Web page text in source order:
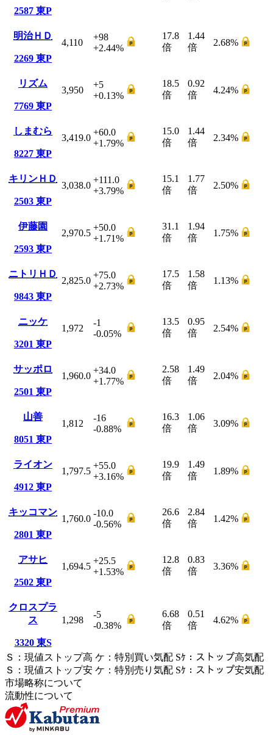
2587 東P
明治ＨＤ
2269 東P
4,110
+98
+2.44%
17.8
倍
1.44
倍
2.68%
リズム
7769 東P
3,950
+5
+0.13%
18.5
倍
0.92
倍
4.24%
しまむら
8227 東P
3,419.0
+60.0
+1.79%
15.0
倍
1.44
倍
2.34%
キリンＨＤ
2503 東P
3,038.0
+111.0
+3.79%
15.1
倍
1.77
倍
2.50%
伊藤園
2593 東P
2,970.5
+50.0
+1.71%
31.1
倍
1.94
倍
1.75%
ニトリＨＤ
9843 東P
2,825.0
+75.0
+2.73%
17.5
倍
1.58
倍
1.13%
ニッケ
3201 東P
1,972
-1
-0.05%
13.5
倍
0.95
倍
2.54%
サッポロ
2501 東P
1,960.0
+34.0
+1.77%
2.58
倍
1.49
倍
2.04%
山善
8051 東P
1,812
-16
-0.88%
16.3
倍
1.06
倍
3.09%
ライオン
4912 東P
1,797.5
+55.0
+3.16%
19.9
倍
1.49
倍
1.89%
キッコマン
2801 東P
1,760.0
-10.0
-0.56%
26.6
倍
2.84
倍
1.42%
アサヒ
2502 東P
1,694.5
+25.5
+1.53%
12.8
倍
0.83
倍
3.36%
クロスプラ
ス
3320 東S
1,298
-5
-0.38%
6.68
倍
0.51
倍
4.62%
Ｓ ： 現値ストップ高 ケ ： 特別買い気配 Sｹ ： ストップ高気配
Ｓ ： 現値ストップ安 ケ ： 特別売 り 気配 Sｹ ： ストップ安気配
市場略称について
流動性について